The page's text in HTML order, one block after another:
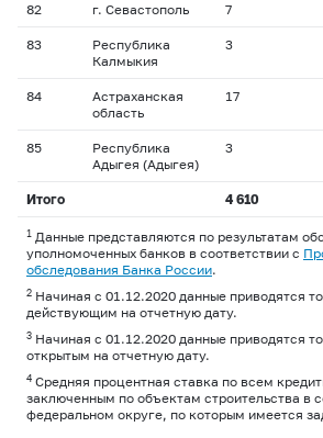
82 г. Севастополь 7
83
Республика
Калмыкия
3
84
Астраханская
область
17
85
Республика
Адыгея (Адыгея)
3
Итого 4 610
1 Данные представляются по результатам
уполномоченных банков в соответствии с
обследования Банка России.
2 Начиная с 01.12.2020 данные приводятся
действующим на отчетную дату.
3 Начиная с 01.12.2020 данные приводятся
открытым на отчетную дату.
4 Средняя процентная ставка по всем
заключенным по объектам строительства в
федеральном округе, по которым имеется